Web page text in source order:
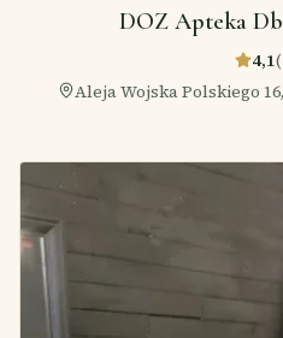
DOZ Apteka
4,1(
Aleja Wojska Polskiego